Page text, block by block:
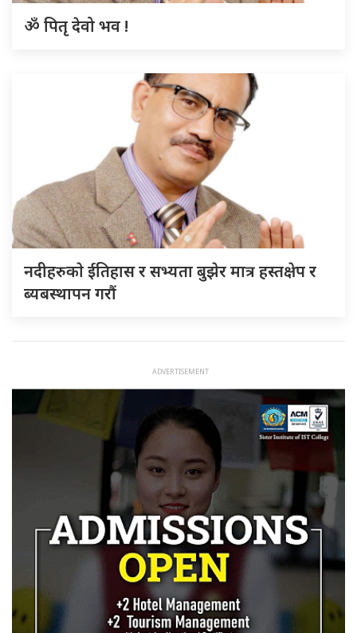
ॐ पितृ देवो भव !
नदीहरुकाे ईतिहास र सभ्यता बुझेर मात्र हस्तक्षेप र
ब्यबस्थापन गराैं